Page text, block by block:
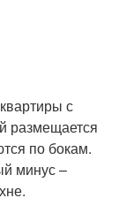
с
размещается
по бокам.
минус –